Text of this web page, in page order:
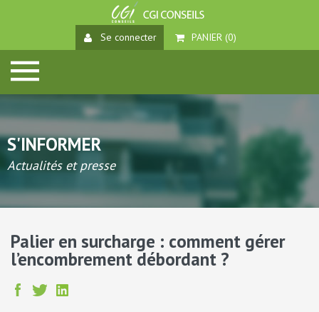
Se connecter PANIER (0)
S'INFORMER
Actualités et presse
Palier en surcharge : comment gérer
l’encombrement débordant ?